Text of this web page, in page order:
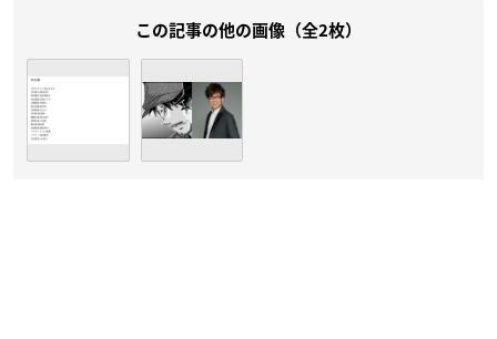
この記事の他の画像（全2枚）